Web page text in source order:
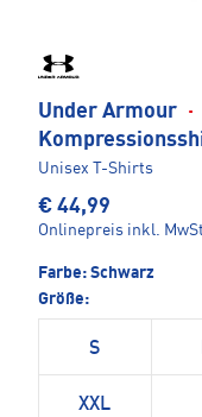
Under Armour ·
Unisex T-Shirts
€ 44,99
Onlinepreis inkl.
Farbe: Schwarz
Größe:
S
XXL